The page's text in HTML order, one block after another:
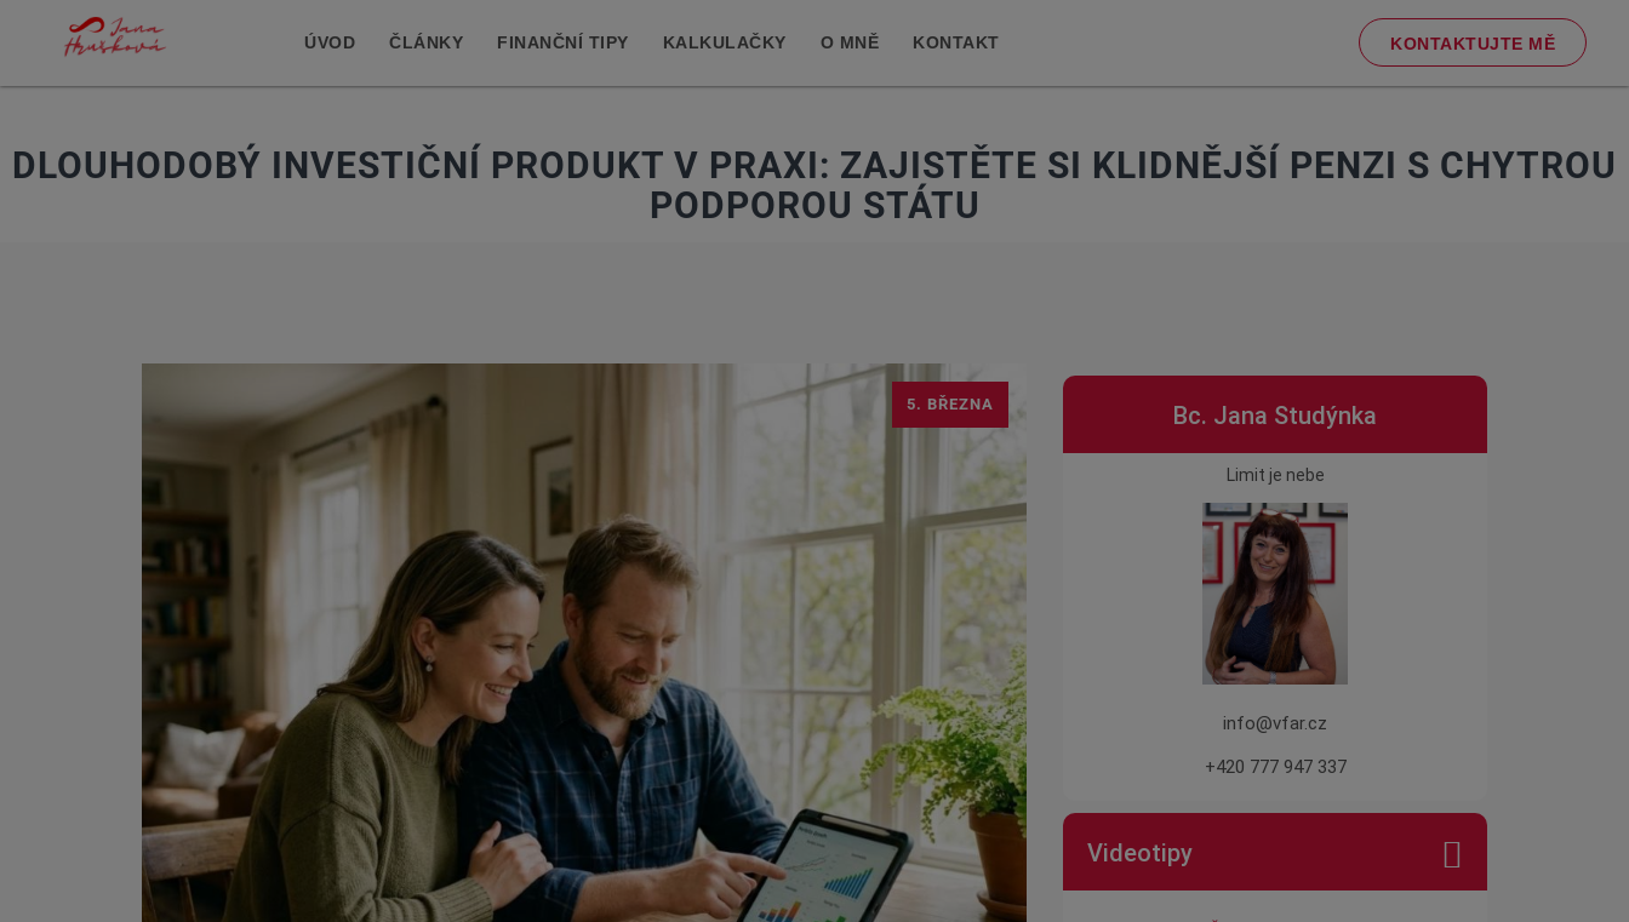
ÚVOD ČLÁNKY FINANČNÍ TIPY KALKULAČKY O MNĚ KONTAKT KONTAKTUJTE MĚ
DLOUHODOBÝ INVESTIČNÍ PRODUKT V PRAXI: ZAJISTĚTE SI KLIDNĚJŠÍ PENZI S CHYTROU
PODPOROU STÁTU
5. BŘEZNA Bc. Jana Studýnka
Limit je nebe
info@vfar.cz
+420 777 947 337
Videotipy